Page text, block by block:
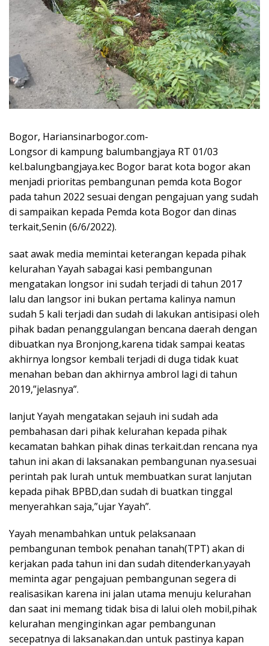
Bogor, Hariansinarbogor.com-
Longsor di kampung balumbangjaya RT 01/03
kel.balungbangjaya.kec Bogor barat kota bogor akan
menjadi prioritas pembangunan pemda kota Bogor
pada tahun 2022 sesuai dengan pengajuan yang sudah
di sampaikan kepada Pemda kota Bogor dan dinas
terkait,Senin (6/6/2022).
saat awak media memintai keterangan kepada pihak
kelurahan Yayah sabagai kasi pembangunan
mengatakan longsor ini sudah terjadi di tahun 2017
lalu dan langsor ini bukan pertama kalinya namun
sudah 5 kali terjadi dan sudah di lakukan antisipasi oleh
pihak badan penanggulangan bencana daerah dengan
dibuatkan nya Bronjong,karena tidak sampai keatas
akhirnya longsor kembali terjadi di duga tidak kuat
menahan beban dan akhirnya ambrol lagi di tahun
2019,”jelasnya”.
lanjut Yayah mengatakan sejauh ini sudah ada
pembahasan dari pihak kelurahan kepada pihak
kecamatan bahkan pihak dinas terkait.dan rencana nya
tahun ini akan di laksanakan pembangunan nya.sesuai
perintah pak lurah untuk membuatkan surat lanjutan
kepada pihak BPBD,dan sudah di buatkan tinggal
menyerahkan saja,”ujar Yayah”.
Yayah menambahkan untuk pelaksanaan
pembangunan tembok penahan tanah(TPT) akan di
kerjakan pada tahun ini dan sudah ditenderkan.yayah
meminta agar pengajuan pembangunan segera di
realisasikan karena ini jalan utama menuju kelurahan
dan saat ini memang tidak bisa di lalui oleh mobil,pihak
kelurahan menginginkan agar pembangunan
secepatnya di laksanakan.dan untuk pastinya kapan